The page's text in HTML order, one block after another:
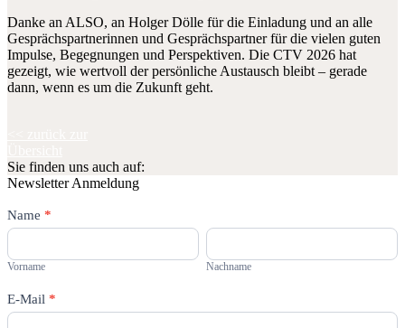
Danke an ALSO, an Holger Dölle für die Einladung und an alle
Gesprächspartnerinnen und Gesprächspartner für die vielen guten
Impulse, Begegnungen und Perspektiven. Die CTV 2026 hat
gezeigt, wie wertvoll der persönliche Austausch bleibt – gerade
dann, wenn es um die Zukunft geht.
Sie finden uns auch auf:
Newsletter Anmeldung
Newsletter
Name *
Vorname
Vorname
Nachname
Nachname
E-Mail *
Falls
Du
bist,
dieses
Feld